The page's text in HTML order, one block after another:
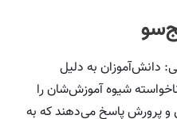
دانش‌آموزان به دلیل
شیوه آموزش‌شان را
و پرورش پاسخ می‌دهند که به